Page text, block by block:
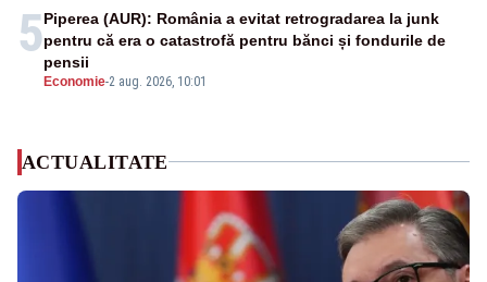
5
Economie-2 aug. 2026, 10:01
Piperea (AUR): România a evitat retrogradarea la junk
pentru că era o catastrofă pentru bănci și fondurile de
pensii
ACTUALITATE